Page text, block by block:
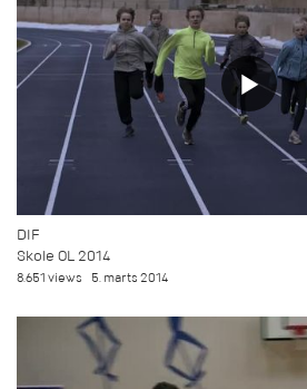
DIF
Skole OL 2014
8.651 views 5. marts 2014